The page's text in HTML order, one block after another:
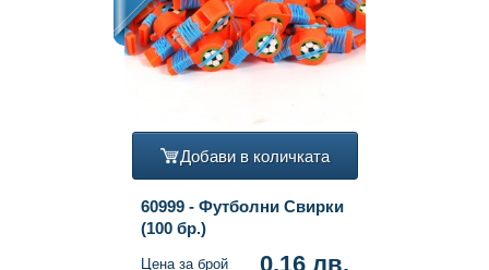
Добави в количката
60999 - Футболни Свирки
(100 бр.)
Цена за брой 0,16 лв.